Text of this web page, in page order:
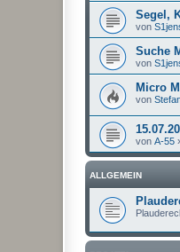
Segel,
von
Suche
von
Micro
von
von A-55
ALLGEMEIN